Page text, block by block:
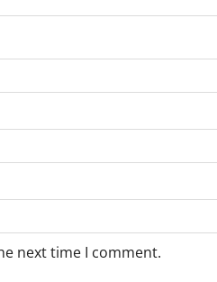
next time I comment.